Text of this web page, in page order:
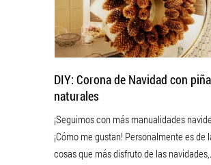
DIY: Corona de Navidad con
naturales
¡Seguimos con más manualidades
¡Cómo me gustan! Personalmente es de
cosas que más disfruto de las